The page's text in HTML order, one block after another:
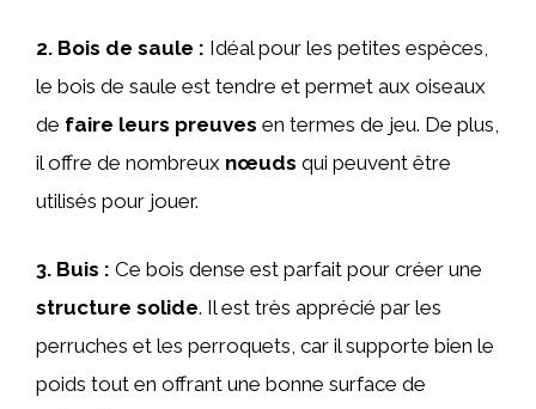
2. Bois de saule : Idéal pour les petites espèces,
le bois de saule est tendre et permet aux oiseaux
de faire leurs preuves en termes de jeu. De plus,
il offre de nombreux nœuds qui peuvent être
utilisés pour jouer.
3. Buis : Ce bois dense est parfait pour créer une
structure solide. Il est très apprécié par les
perruches et les perroquets, car il supporte bien le
poids tout en offrant une bonne surface de